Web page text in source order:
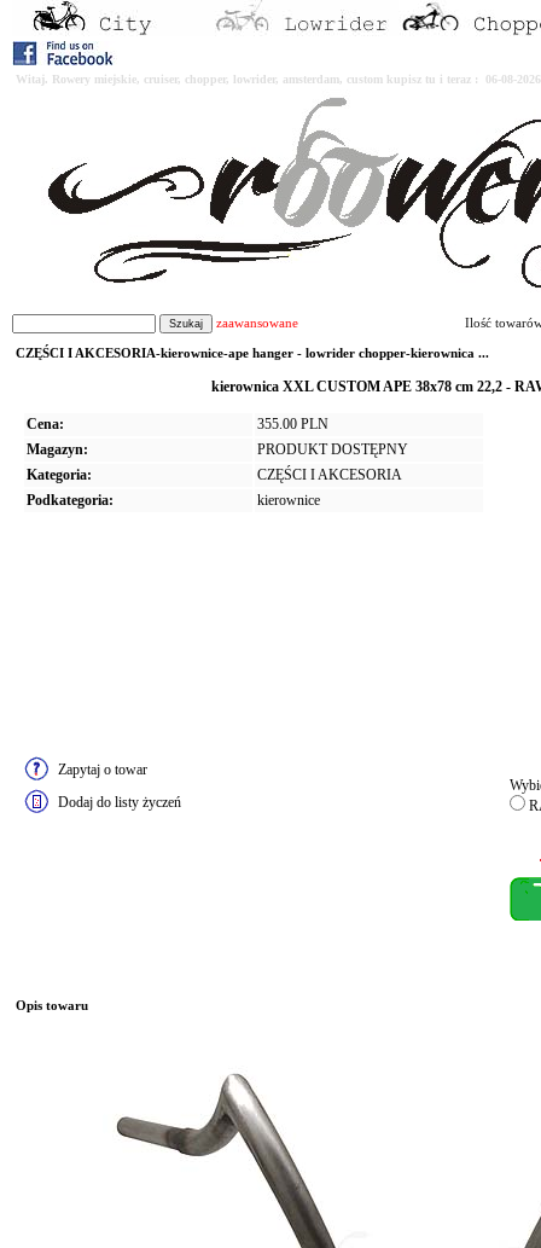
Witaj. Rowery miejskie, cruiser, chopper, lowrider, amsterdam, custom kupisz tu i teraz : 06-08-
zaawansowane Ilość
CZĘŚCI I AKCESORIA-kierownice-ape hanger - lowrider chopper-kierownica ...
kierownica XXL CUSTOM APE 38x78 cm 22,2 -
Cena:
355.00 PLN
Magazyn:
PRODUKT DOSTĘPNY
Kategoria:
CZĘŚCI I AKCESORIA
Podkategoria:
kierownice
Zapytaj o towar
Dodaj do listy życzeń
Opis towaru